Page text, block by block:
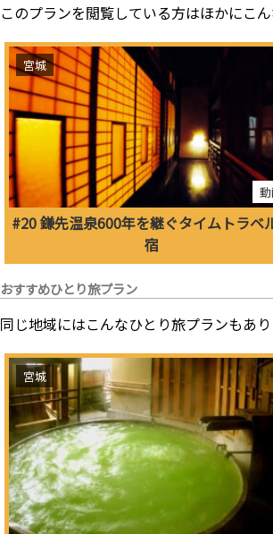
このプランを閲覧している方はほかにこん
宮城
#20 鎌先温泉600年を継ぐタイムトラベ
宿
おすすめひとり旅プラン
同じ地域にはこんなひとり旅プランもあり
宮城